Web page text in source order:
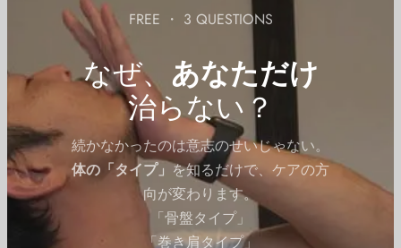
FREE ・ 3 QUESTIONS
なぜ、 あなただけ
治らない？
続かなかったのは意志のせいじゃない。
体の「タイプ」を知るだけで、ケアの方
向が変わります。
「骨盤タイプ」
「巻き肩タイプ」
陸上競技（走
高跳）
ハビエル・ソ
これらの記録を目標にすることで、トレーニングの意欲
を高めることができます。彼らのトレーニング方法を参
考に、自分に合ったプランを立てましょう。
トップ選手を参考にする際は、自分の現
在の能力を踏まえて現実的な目標を設定
しましょう。また、専門的な指導を受け